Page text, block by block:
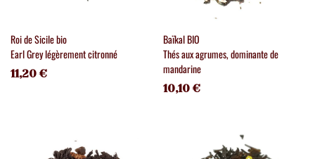
Roi de Sicile bio
Earl Grey légèrement citronné
11,20 €
Baïkal BIO
Thés aux agrumes, dominante de
mandarine
10,10 €